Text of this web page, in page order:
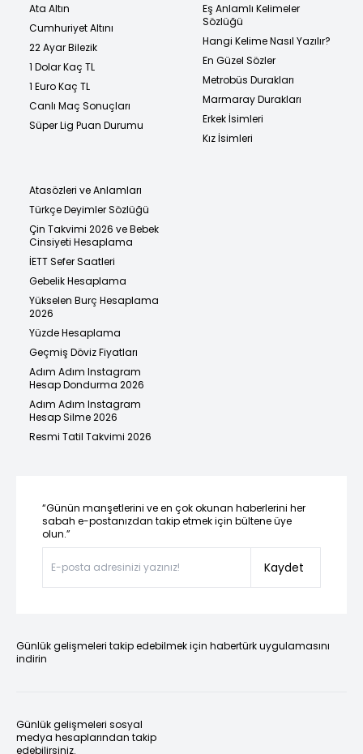
Ata Altın
Cumhuriyet Altını
22 Ayar Bilezik
1 Dolar Kaç TL
1 Euro Kaç TL
Canlı Maç Sonuçları
Süper Lig Puan Durumu
Eş Anlamlı Kelimeler
Sözlüğü
Hangi Kelime Nasıl Yazılır?
En Güzel Sözler
Metrobüs Durakları
Marmaray Durakları
Erkek İsimleri
Kız İsimleri
Atasözleri ve Anlamları
Türkçe Deyimler Sözlüğü
Çin Takvimi 2026 ve Bebek
Cinsiyeti Hesaplama
İETT Sefer Saatleri
Gebelik Hesaplama
Yükselen Burç Hesaplama
2026
Yüzde Hesaplama
Geçmiş Döviz Fiyatları
Adım Adım Instagram
Hesap Dondurma 2026
Adım Adım Instagram
Hesap Silme 2026
Resmi Tatil Takvimi 2026
“Günün manşetlerini ve en çok okunan haberlerini her
sabah e-postanızdan takip etmek için bültene üye
olun.”
Kaydet
Günlük gelişmeleri takip edebilmek için habertürk uygulamasını
indirin
Günlük gelişmeleri sosyal
medya hesaplarından takip
edebilirsiniz.